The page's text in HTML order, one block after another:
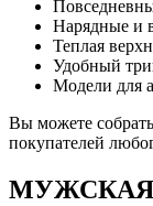
Нарядные и
Теплая
Удобный
Модели для
Вы можете
покупателей